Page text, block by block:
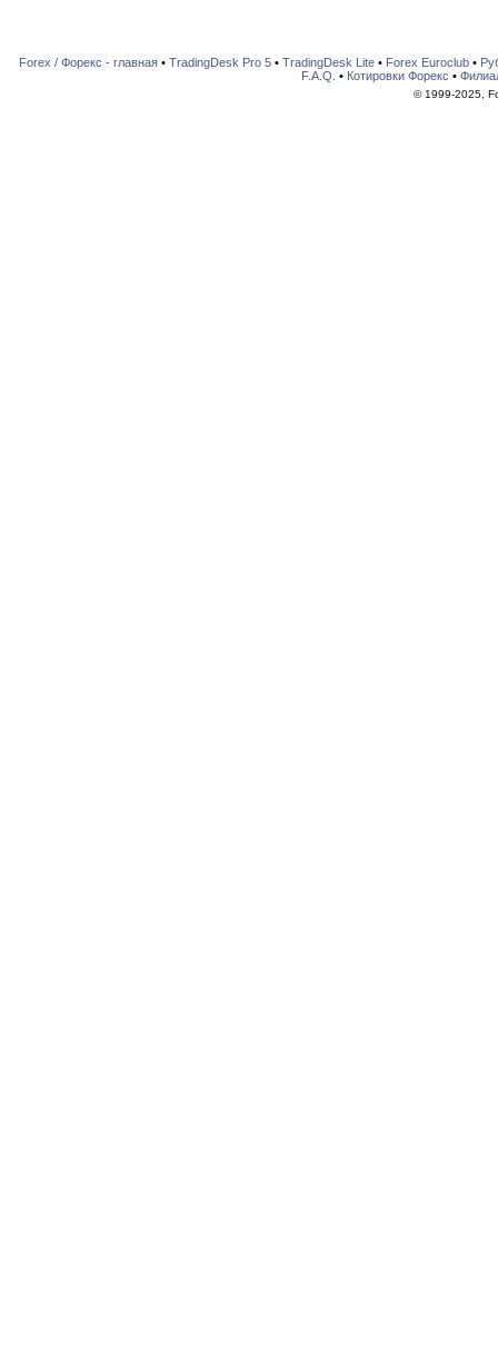
Forex / Форекс - главная• TradingDesk Pro 5• TradingDesk Lite• Forex Euroclub•
F.A.Q. • Котировки Форекс •
© 1999-2025,